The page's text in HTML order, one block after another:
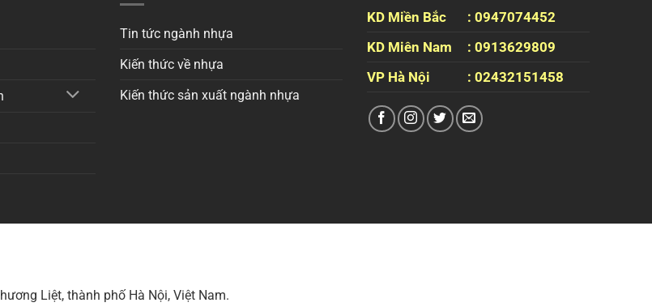
Tin tức ngành nhựa
Kiến thức về nhựa
Kiến thức sản xuất ngành nhựa
KD Miền Bắc
: 0947074452
KD Miên Nam
: 0913629809
VP Hà Nội
: 02432151458
Liệt, thành phố Hà Nội, Việt Nam.